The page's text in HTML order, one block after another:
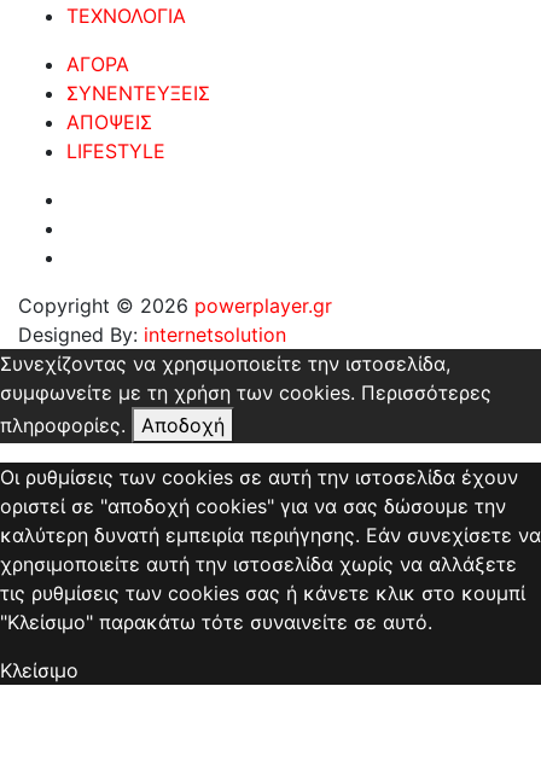
ΤΕΧΝΟΛΟΓΙΑ
ΑΓΟΡΑ
ΣΥΝΕΝΤΕΥΞΕΙΣ
ΑΠΟΨΕΙΣ
LIFESTYLE
Copyright © 2026 powerplayer.gr
Designed By: internetsolution
Συνεχίζοντας να χρησιμοποιείτε την ιστοσελίδα,
συμφωνείτε με τη χρήση των cookies. Περισσότερες
πληροφορίες.
Αποδοχή
Οι ρυθμίσεις των cookies σε αυτή την ιστοσελίδα έχουν
οριστεί σε "αποδοχή cookies" για να σας δώσουμε την
καλύτερη δυνατή εμπειρία περιήγησης. Εάν συνεχίσετε να
χρησιμοποιείτε αυτή την ιστοσελίδα χωρίς να αλλάξετε
τις ρυθμίσεις των cookies σας ή κάνετε κλικ στο κουμπί
"Κλείσιμο" παρακάτω τότε συναινείτε σε αυτό.
Κλείσιμο